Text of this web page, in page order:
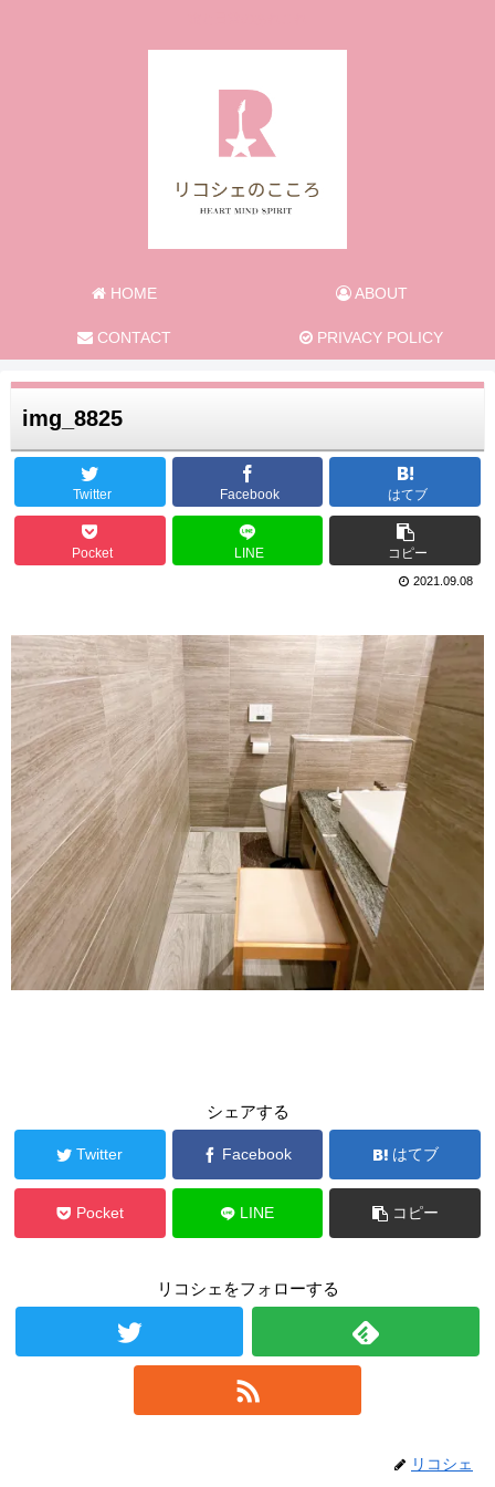
HOME ABOUT
CONTACT PRIVACY POLICY
img_8825
Twitter Facebook はてブ
Pocket LINE コピー
2021.09.08
シェアする
Twitter Facebook はてブ
Pocket LINE コピー
リコシェをフォローする
リコシェ